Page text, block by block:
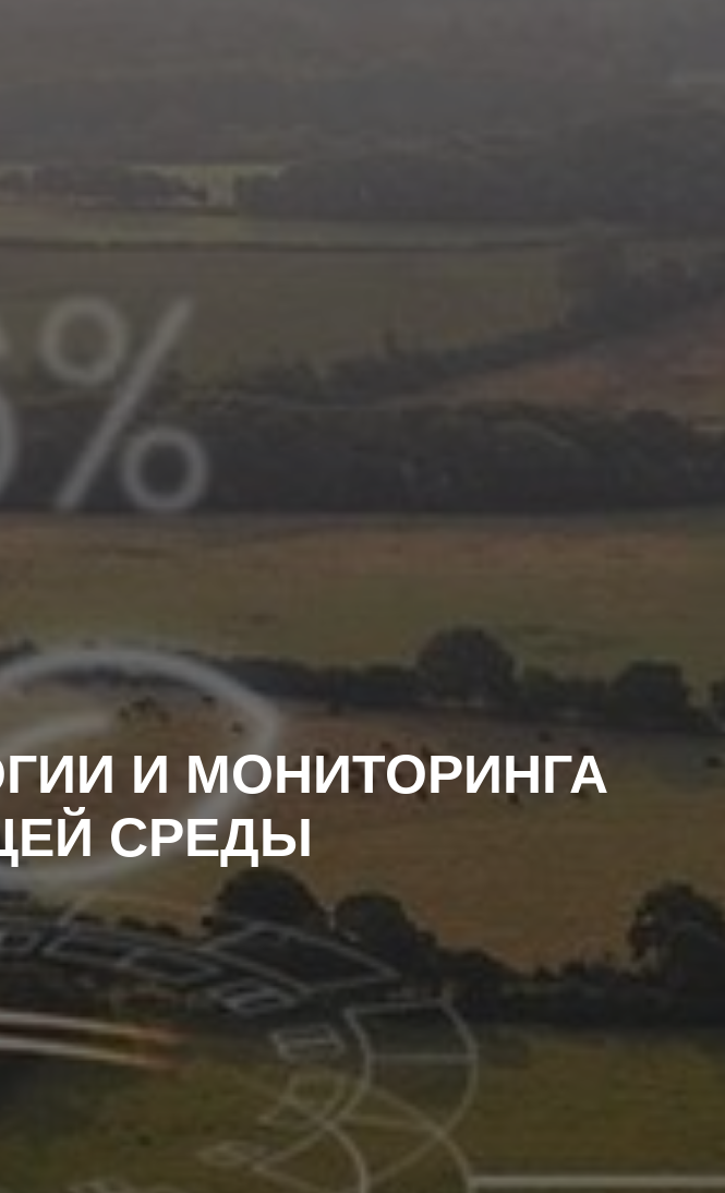
И МОНИТОРИНГА
СРЕДЫ